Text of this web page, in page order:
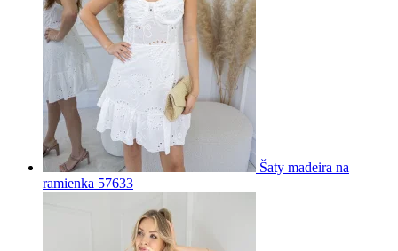
Šaty madeira na
ramienka 57633